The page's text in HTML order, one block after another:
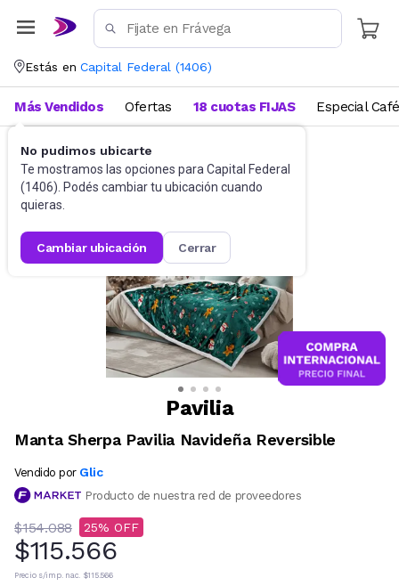
Estás en Capital Federal (1406)
No pudimos ubicarte
Te mostramos las opciones para Capital Federal
(1406). Podés cambiar tu ubicación cuando
quieras.
cambiar ubicación cerrar
Más Vendidos Ofertas 18 cuotas FIJAS Especial Café
Ropa de cama Frazadas
Pavilia
Manta Sherpa Pavilia Navideña Reversible
Vendido por Glic
Producto de nuestra red de proveedores
$154.088 25
$115.566
Precio s/imp. nac. $115.566